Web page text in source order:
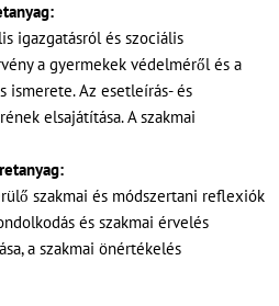
igazgatásról és szociális
a gyermekek védelméről és a
ismerete. Az esetleírás- és
elsajátítása. A szakmai
szakmai és módszertani reflexiók
és szakmai érvelés
a szakmai önértékelés